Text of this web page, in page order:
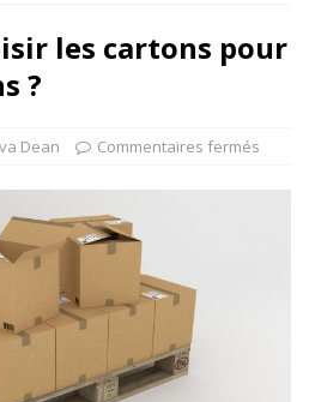
les cartons pour
?
Dean Commentaires fermés